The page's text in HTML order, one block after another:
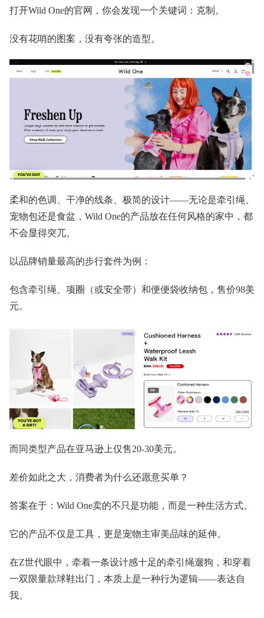
打开Wild One的官网，你会发现一个关键词：克制。
没有花哨的图案，没有夸张的造型。
柔和的色调、干净的线条、极简的设计——无论是牵引绳、
宠物包还是食盆，Wild One的产品放在任何风格的家中，都
不会显得突兀。
以品牌销量最高的步行套件为例：
包含牵引绳、项圈（或安全带）和便便袋收纳包，售价98美
元。
而同类型产品在亚马逊上仅售20-30美元。
差价如此之大，消费者为什么还愿意买单？
答案在于：Wild One卖的不只是功能，而是一种生活方式。
它的产品不仅是工具，更是宠物主审美品味的延伸。
在Z世代眼中，牵着一条设计感十足的牵引绳遛狗，和穿着
一双限量款球鞋出门，本质上是一种行为逻辑——表达自
我。